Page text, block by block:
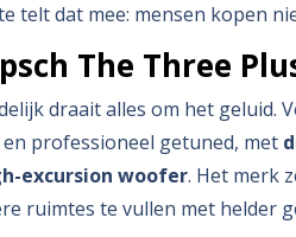
telt dat mee: mensen kopen
The Three
draait alles om het geluid.
professioneel getuned, met
excursion woofer. Het merk
ruimtes te vullen met helder